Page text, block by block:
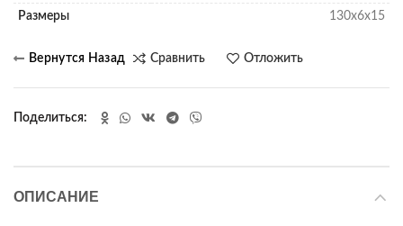
Размеры 130х6х15
Сравнить Отложить
Поделиться
ОПИСАНИЕ